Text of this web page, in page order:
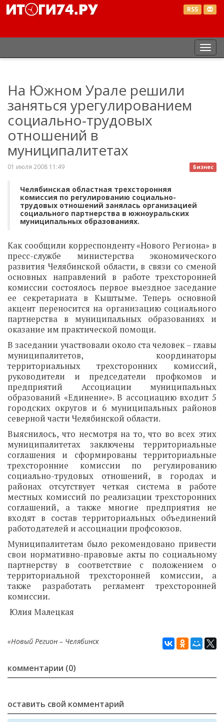
RSS
На Южном Урале решили
заняться урегулированием
социально-трудовых
отношений в
муниципалитетах
Бизнес
01 июля 2008 11:49
Челябинская областная трехсторонняя
комиссия по регулированию социально-
трудовых отношений занялась организацией
социального партнерства в южноуральских
муниципальных образованиях.
Как сообщили корреспонденту «Нового Региона» в
пресс-службе министерства экономического
развития Челябинской области, в связи со сменой
основных направлений в работе трехсторонней
комиссии состоялось первое выездное заседание
ее секретариата в Кыштыме. Теперь основной
акцент переносится на организацию социального
партнерства в муниципальных образованиях и
оказание им практической помощи.
В заседании участвовали около ста человек – главы
муниципалитетов, координаторы
территориальных трехсторонних комиссий,
руководители и председатели профкомов и
предприятий Ассоциации муниципальных
образований «Единение». В ассоциацию входит 5
городских округов и 6 муниципальных районов
северной части Челябинской области.
Выяснилось, что несмотря на то, что во всех этих
муниципалитетах заключены территориальные
соглашения и сформированы территориальные
трехсторонние комиссии по регулированию
социально-трудовых отношений, в городах и
районах отсутствует четкая система в работе
местных комиссий по реализации трехсторонних
соглашений, а также многие предприятия не
входят в состав территориальных объединений
работодателей и ассоциации профсоюзов.
Муниципалитетам было рекомендовано привести
свои нормативно-правовые акты по социальному
партнерству в соответствие с положением о
территориальной трехсторонней комиссии, а
также разработать регламент трехсторонней
комиссии.
Юлия Малецкая
«Новый Регион – Челябинск
комментарии (0)
оставить свой комментарий